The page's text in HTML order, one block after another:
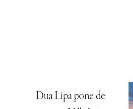
Dua Lipa pone de